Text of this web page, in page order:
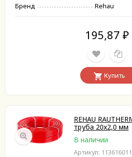
Бренд
Rehau
195,87 ₽
Купить
REHAU
труба 20х2,0 мм
В наличии
Артикул: